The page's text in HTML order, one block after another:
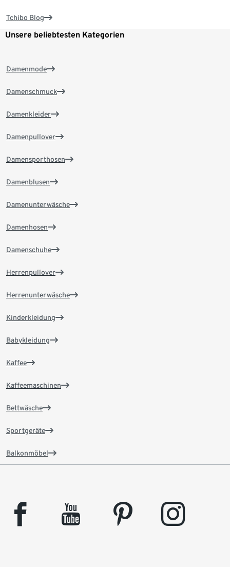
Tchibo Blog
Unsere beliebtesten Kategorien
Damenmode
Damenschmuck
Damenkleider
Damenpullover
Damensporthosen
Damenblusen
Damenunterwäsche
Damenhosen
Damenschuhe
Herrenpullover
Herrenunterwäsche
Kinderkleidung
Babykleidung
Kaffee
Kaffeemaschinen
Bettwäsche
Sportgeräte
Balkonmöbel
facebook youtube pinterest instagram